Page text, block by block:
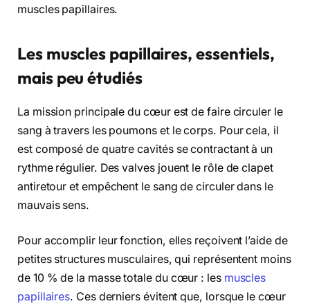
muscles papillaires.
Les muscles papillaires, essentiels,
mais peu étudiés
La mission principale du cœur est de faire circuler le
sang à travers les poumons et le corps. Pour cela, il
est composé de quatre cavités se contractant à un
rythme régulier. Des valves jouent le rôle de clapet
antiretour et empêchent le sang de circuler dans le
mauvais sens.
Pour accomplir leur fonction, elles reçoivent l’aide de
petites structures musculaires, qui représentent moins
de 10 % de la masse totale du cœur : les muscles
papillaires. Ces derniers évitent que, lorsque le cœur